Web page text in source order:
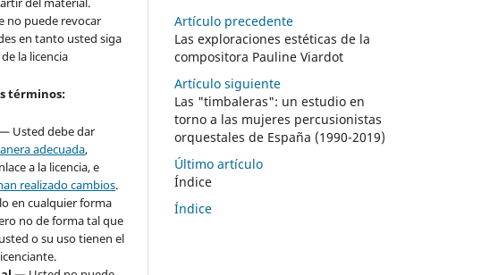
no puede revocar
en tanto usted siga
la licencia
términos:
Usted debe dar
adecuada,
a la licencia, e
realizado cambios.
en cualquier forma
no de forma tal que
o su uso tienen el
Artículo precedente
Las exploraciones estéticas de la
compositora Pauline Viardot
Artículo siguiente
Las "timbaleras": un estudio en
torno a las mujeres percusionistas
orquestales de España (1990-2019)
Último artículo
Índice
Índice